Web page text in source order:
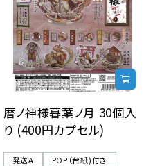
暦ノ神様暮葉ノ月 30個入
り (400円カプセル)
発送A
POP（台紙)付き